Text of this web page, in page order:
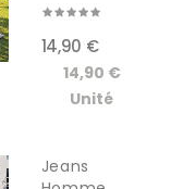
14,90 €
14,90 €
Unité
Jeans